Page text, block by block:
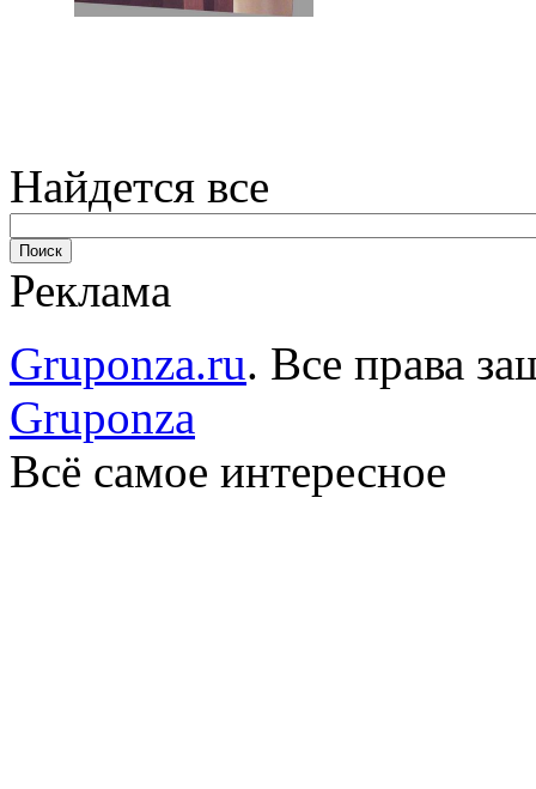
Найдется все
Реклама
Gruponza.ru. Все права
Gruponza
Всё самое интересное